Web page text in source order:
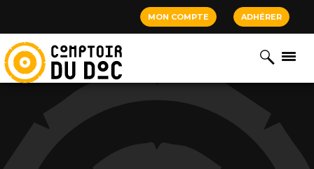
MON COMPTE ADHÉRER
Cookies management panel